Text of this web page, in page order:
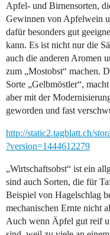
Apfel- und Birnensorten,
Gewinnen von Apfelwein
dafür besonders gut
kann. Es ist nicht nur die
auch die anderen Aromen
zum „Mostobst“ machen.
Sorte „Gelbmöstler“,
aber mit der
geworden und fast
http://static2.tagblatt.ch/
?version=1444612279
„Wirtschaftsobst“ ist ein
sind auch Sorten, die für
Beispiel von Hagelschlag
mechanischen Ernte nicht
Auch wenn Äpfel gut reif